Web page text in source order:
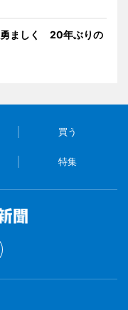
勇ましく 20年ぶりの
買う
特集